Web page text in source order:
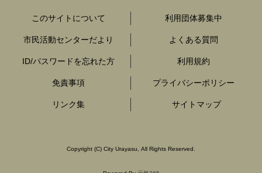
このサイトについて 利用団体募集中
市民活動センターだより よくある質問
ID/パスワードを忘れた方 利用規約
免責事項 プライバシーポリシー
リンク集 サイトマップ
Copyright (C) City Urayasu All Rights Reserved.